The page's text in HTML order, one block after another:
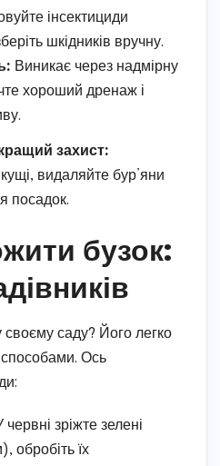
інсектициди
шкідників вручну.
Виникає через надмірну
хороший дренаж і
захист:
видаляйте бур’яни
посадок.
бузок:
своєму саду? Його легко
Ось
червні зріжте зелені
обробіть їх